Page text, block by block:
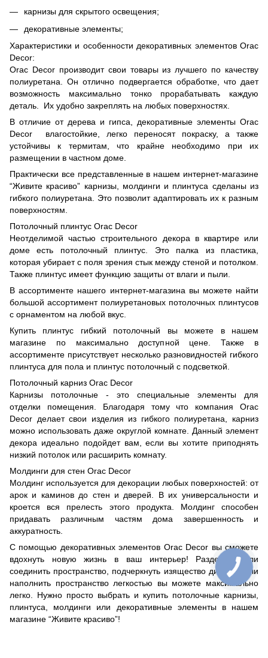
карнизы для скрытого освещения;
декоративные элементы;
Характеристики и особенности декоративных элементов Orac
Decor:
Orac Decor производит свои товары из лучшего по качеству
полиуретана. Он отлично подвергается обработке, что дает
возможность максимально тонко прорабатывать каждую
деталь. Их удобно закреплять на любых поверхностях.
В отличие от дерева и гипса, декоративные элементы Orac
Decor влагостойкие, легко переносят покраску, а также
устойчивы к термитам, что крайне необходимо при их
размещении в частном доме.
Практически все представленные в нашем интернет-магазине
“Живите красиво” карнизы, молдинги и плинтуса сделаны из
гибкого полиуретана. Это позволит адаптировать их к разным
поверхностям.
Потолочный плинтус Orac Decor
Неотделимой частью строительного декора в квартире или
доме есть потолочный плинтус. Это палка из пластика,
которая убирает с поля зрения стык между стеной и потолком.
Также плинтус имеет функцию защиты от влаги и пыли.
В ассортименте нашего интернет-магазина вы можете найти
большой ассортимент полиуретановых потолочных плинтусов
с орнаментом на любой вкус.
Купить плинтус гибкий потолочный вы можете в нашем
магазине по максимально доступной цене. Также в
ассортименте присутствует несколько разновидностей гибкого
плинтуса для пола и плинтус потолочный с подсветкой.
Потолочный карниз Orac Decor
Карнизы потолочные - это специальные элементы для
отделки помещения. Благодаря тому что компания Orac
Decor делает свои изделия из гибкого полиуретана, карниз
можно использовать даже округлой комнате. Данный элемент
декора идеально подойдет вам, если вы хотите приподнять
низкий потолок или расширить комнату.
Молдинги для стен Orac Decor
Молдинг используется для декорации любых поверхностей: от
арок и каминов до стен и дверей. В их универсальности и
кроется вся прелесть этого продукта. Молдинг способен
придавать различным частям дома завершенность и
аккуратность.
С помощью декоративных элементов Orac Decor вы сможете
вдохнуть новую жизнь в ваш интерьер! Разделить или
соединить пространство, подчеркнуть изящество дизайна или
наполнить пространство легкостью вы можете максимально
легко. Нужно просто выбрать и купить потолочные карнизы,
плинтуса, молдинги или декоративные элементы в нашем
магазине “Живите красиво”!